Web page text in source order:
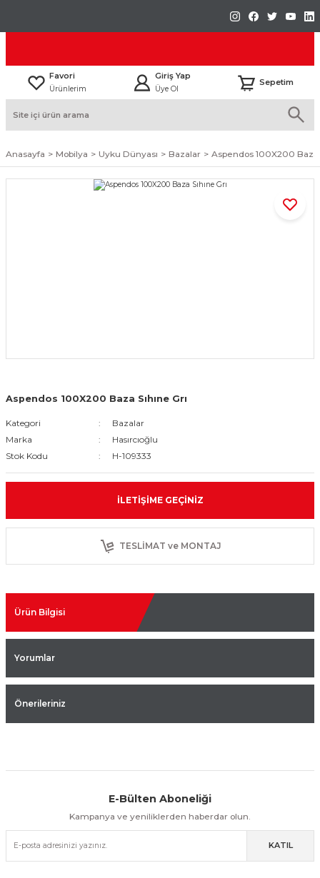
Favori
Ürünlerim
Giriş Yap
Üye Ol
Sepetim
Anasayfa Mobilya Uyku Dünyası Bazalar Aspendos 100X200 Baza
Aspendos 100X200 Baza Sıhıne Grı
Kategori
Bazalar
Marka
Hasırcıoğlu
Stok Kodu
H-109333
İLETIŞIME GEÇINIZ
TESLİMAT ve MONTAJ
Ürün Bilgisi
Yorumlar
Önerileriniz
Kolay İade & Değişim Güvenli Alışveriş
Güvenli Paketleme Taksit / Havale İle Alışveriş Kolay İade & Değişim
E-Bülten Aboneliği
Kampanya ve yeniliklerden haberdar olun.
KATIL